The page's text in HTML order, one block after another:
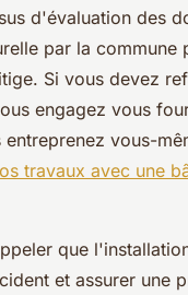
d'évaluation des
par la commune
Si vous devez
engagez vous
vous-
travaux avec une
que
et assurer une